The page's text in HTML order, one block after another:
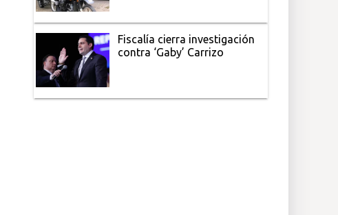
Fiscalía cierra investigación
contra ‘Gaby’ Carrizo